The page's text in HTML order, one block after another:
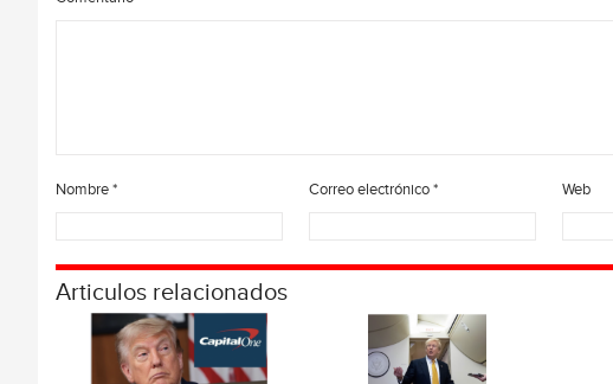
Nombre* Correo electrónico* Web
Articulos relacionados